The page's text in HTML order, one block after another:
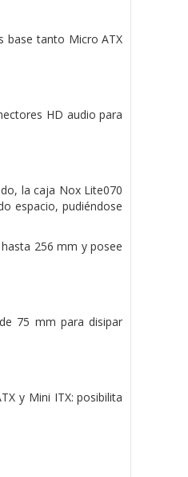
base tanto Micro ATX
HD audio para
la caja Nox Lite070
espacio, pudiéndose
256 mm y posee
75 mm para disipar
y Mini ITX: posibilita